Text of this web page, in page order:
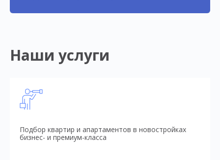
Наши услуги
Подбор квартир и апартаментов в новостройках
бизнес- и премиум-класса